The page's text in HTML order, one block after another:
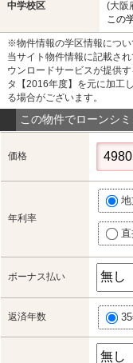
中学校区
(大阪
この
※物件情報の学区情報につい
当サイト物件情報に記載さ
ウンロードサービスが提供
タ【2016年度】を元に加工
る場合がございます。
この物件でローンシ
価格
年利率
ボーナス払い
返済年数